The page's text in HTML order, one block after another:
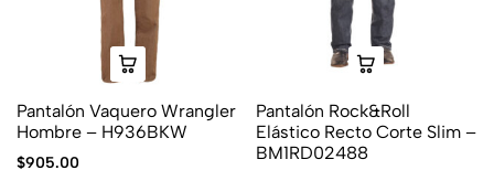
Pantalón Vaquero Wrangler
Hombre – H936BKW
$905.00
Pantalón Rock&Roll
Elástico Recto Corte Slim –
BM1RD02488